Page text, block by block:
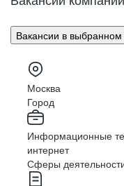
Вакансии в
Москва
Город
Информационные
интернет
Сферы